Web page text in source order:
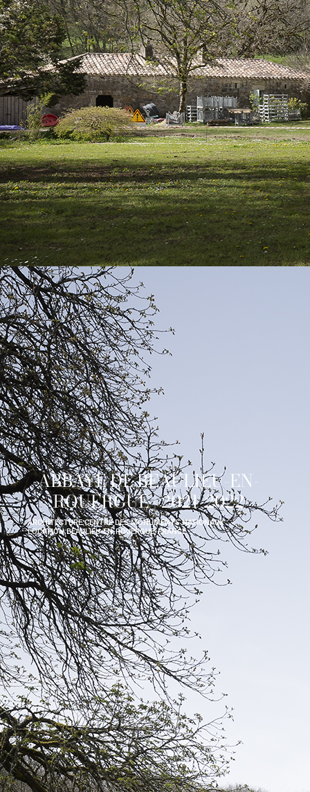
ABBAYE DE BEAULIEU-EN-
ROUERGUE | 2021-2022
ARCHITECTURE:CENTRE DES MONUMENTS NATIONAUX
LOCATION:BEAULIEU-EN-ROUERGUE, FRANCE